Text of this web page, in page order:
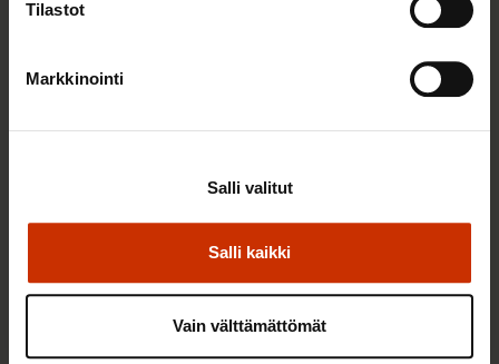
Tilastot
Markkinointi
Salli kaikki
Salli valitut
Vain välttämättömät
TERVE JA HYVÄ TYÖELÄMÄ